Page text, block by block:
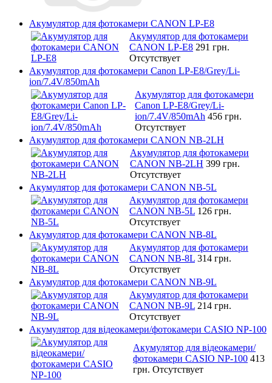
Акумулятор для фотокамери CANON LP-E8
Акумулятор для фотокамери
CANON LP-E8 291 грн.
Отсутствует
Акумулятор для фотокамери Canon LP-E8/Grey/Li-
ion/7.4V/850mAh
Акумулятор для фотокамери
Canon LP-E8/Grey/Li-
ion/7.4V/850mAh 456 грн.
Отсутствует
Акумулятор для фотокамери CANON NB-2LH
Акумулятор для фотокамери
CANON NB-2LH 399 грн.
Отсутствует
Акумулятор для фотокамери CANON NB-5L
Акумулятор для фотокамери
CANON NB-5L 126 грн.
Отсутствует
Акумулятор для фотокамери CANON NB-8L
Акумулятор для фотокамери
CANON NB-8L 314 грн.
Отсутствует
Акумулятор для фотокамери CANON NB-9L
Акумулятор для фотокамери
CANON NB-9L 214 грн.
Отсутствует
Акумулятор для відеокамери/фотокамери CASIO NP-100
Акумулятор для відеокамери/
фотокамери CASIO NP-100 413
грн. Отсутствует